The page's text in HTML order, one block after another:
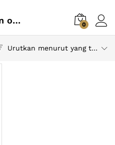
kotak penyimpanan outdoor 0
Urutkan menurut yang terbaru